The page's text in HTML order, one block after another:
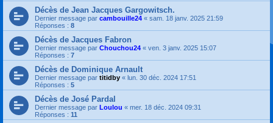
Décès de Jean Jacques Gargowitsch.
Dernier message par cambouille24 « sam. 18 janv. 2025 21:59
Réponses : 8
Décès de Jacques Fabron
Dernier message par Chouchou24 « ven. 3 janv. 2025 15:07
Réponses : 7
Décès de Dominique Arnault
Dernier message par titidby « lun. 30 déc. 2024 17:51
Réponses : 5
Décès de José Pardal
Dernier message par Loulou « mer. 18 déc. 2024 09:31
Réponses : 11